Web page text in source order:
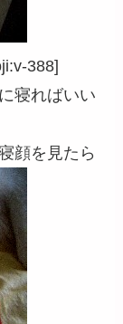
388]
寝ればいい
顔を見たら